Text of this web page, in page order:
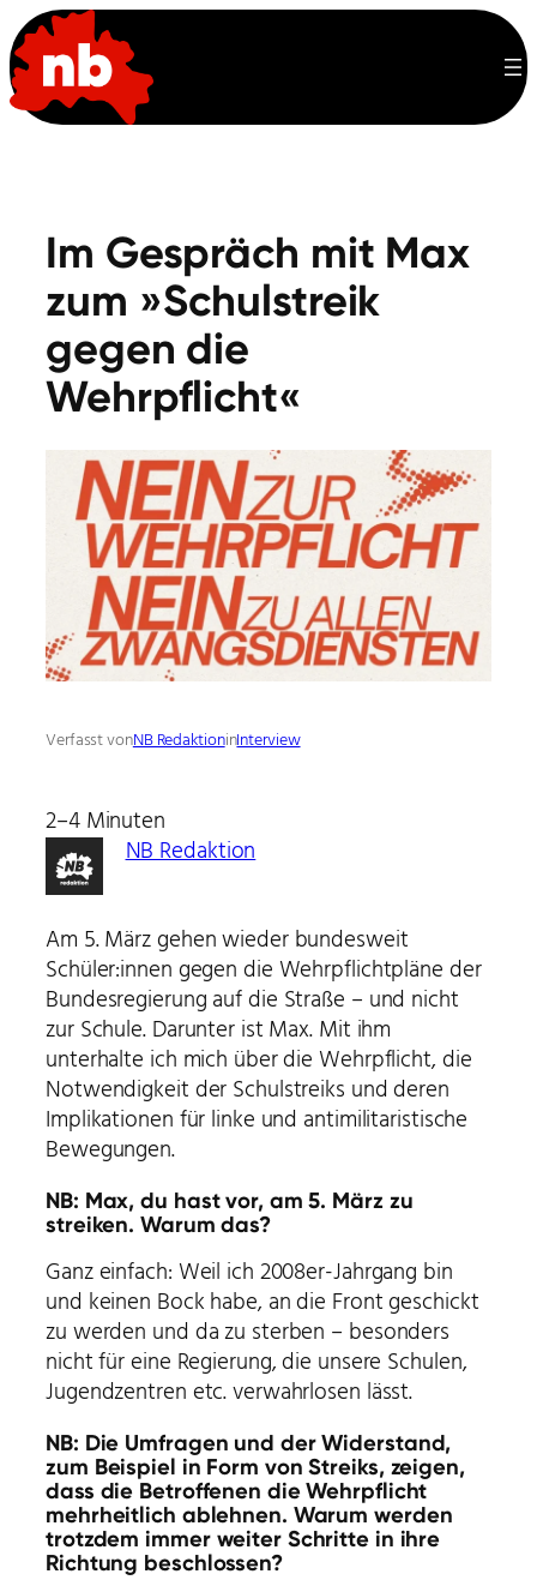
Zum
Inhalt
springen
Im Gespräch mit Max
zum »Schulstreik
gegen die
Wehrpflicht«
Verfasst vonNB RedaktioninInterview
2–4 Minuten
NB Redaktion
Am 5. März gehen wieder bundesweit
Schüler:innen gegen die Wehrpflichtpläne der
Bundesregierung auf die Straße – und nicht
zur Schule. Darunter ist Max. Mit ihm
unterhalte ich mich über die Wehrpflicht, die
Notwendigkeit der Schulstreiks und deren
Implikationen für linke und antimilitaristische
Bewegungen.
NB: Max, du hast vor, am 5. März zu
streiken. Warum das?
Ganz einfach: Weil ich 2008er-Jahrgang bin
und keinen Bock habe, an die Front geschickt
zu werden und da zu sterben – besonders
nicht für eine Regierung, die unsere Schulen,
Jugendzentren etc. verwahrlosen lässt.
NB: Die Umfragen und der Widerstand,
zum Beispiel in Form von Streiks, zeigen,
dass die Betroffenen die Wehrpflicht
mehrheitlich ablehnen. Warum werden
trotzdem immer weiter Schritte in ihre
Richtung beschlossen?